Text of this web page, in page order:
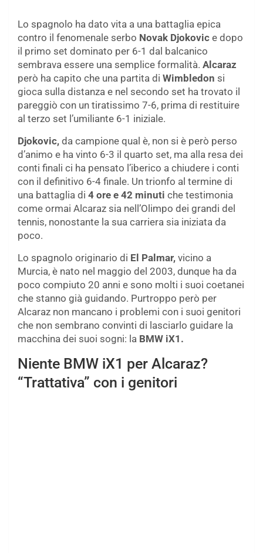
Lo spagnolo ha dato vita a una battaglia epica
contro il fenomenale serbo Novak Djokovic e dopo
il primo set dominato per 6-1 dal balcanico
sembrava essere una semplice formalità. Alcaraz
però ha capito che una partita di Wimbledon si
gioca sulla distanza e nel secondo set ha trovato il
pareggiò con un tiratissimo 7-6, prima di restituire
al terzo set l’umiliante 6-1 iniziale.
Djokovic, da campione qual è, non si è però perso
d’animo e ha vinto 6-3 il quarto set, ma alla resa dei
conti finali ci ha pensato l’iberico a chiudere i conti
con il definitivo 6-4 finale. Un trionfo al termine di
una battaglia di 4 ore e 42 minuti che testimonia
come ormai Alcaraz sia nell’Olimpo dei grandi del
tennis, nonostante la sua carriera sia iniziata da
poco.
Lo spagnolo originario di El Palmar, vicino a
Murcia, è nato nel maggio del 2003, dunque ha da
poco compiuto 20 anni e sono molti i suoi coetanei
che stanno già guidando. Purtroppo però per
Alcaraz non mancano i problemi con i suoi genitori
che non sembrano convinti di lasciarlo guidare la
macchina dei suoi sogni: la BMW iX1.
Niente BMW iX1 per Alcaraz?
“Trattativa” con i genitori